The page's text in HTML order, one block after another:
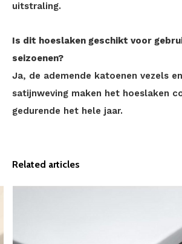
uitstraling.
Is dit hoeslaken geschikt voor
seizoenen?
Ja, de ademende katoenen vezels
satijnweving maken het hoeslaken
gedurende het hele jaar.
Related articles